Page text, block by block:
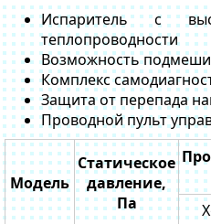
Испаритель с
теплопроводности
Возможность
Комплекс
Защита от перепада
Проводной пульт
Модель
Статическое
давление,
Па